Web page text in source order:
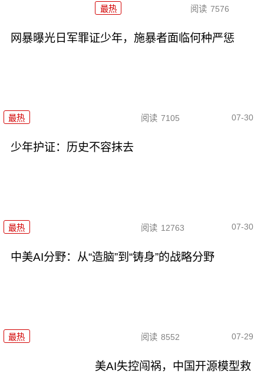
最热 阅读 7576
网暴曝光日军罪证少年，施暴者面临何种严惩
最热 阅读 7105 07-30
少年护证：历史不容抹去
最热 阅读 12763 07-30
中美AI分野：从“造脑”到“铸身”的战略分野
最热 阅读 8552 07-29
美AI失控闯祸，中国开源模型救